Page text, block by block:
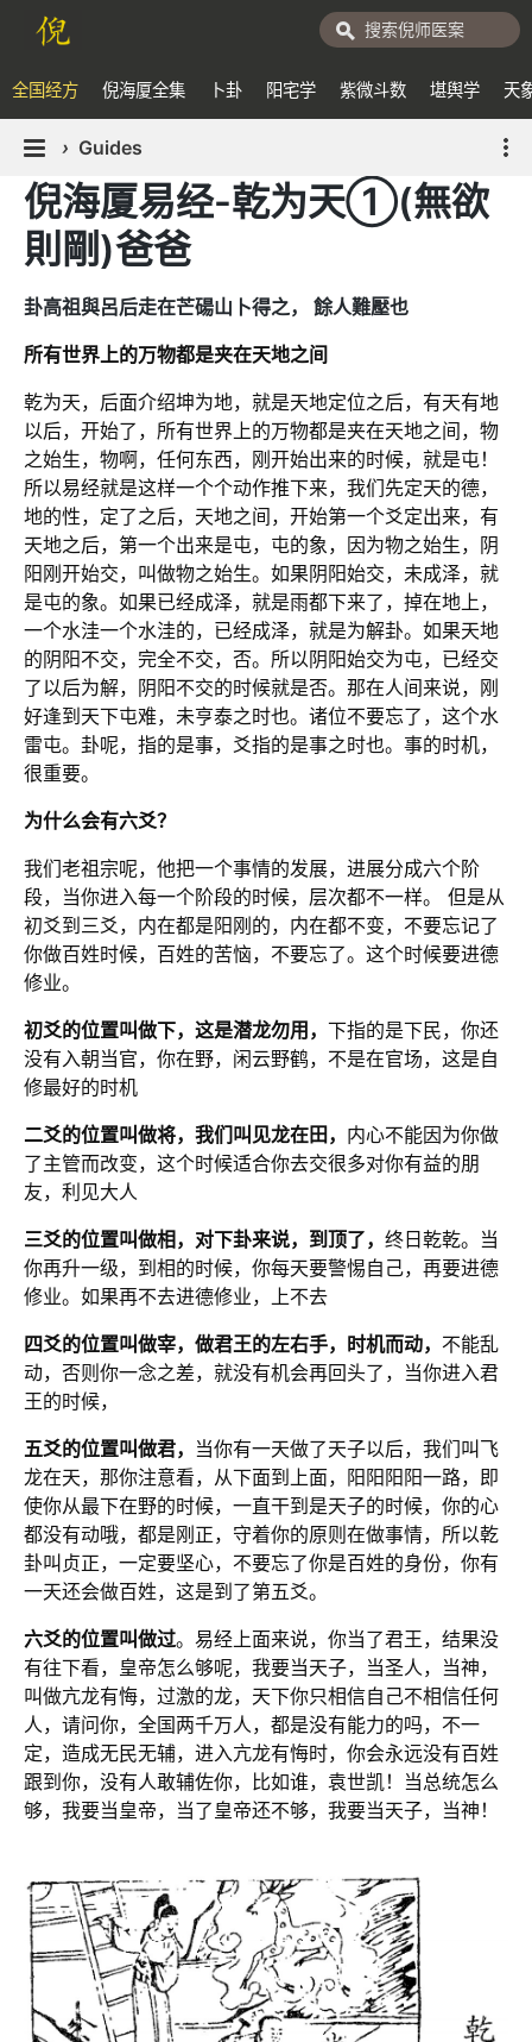
全国经方 倪海厦全集 卜卦 阳宅学 紫微斗数 堪舆学 天
› Guides
倪海厦易经-乾为天①(無欲
則剛)爸爸
卦高祖與呂后走在芒碭山卜得之， 餘人難壓也
所有世界上的万物都是夹在天地之间
乾为天，后面介绍坤为地，就是天地定位之后，有天有地
以后，开始了，所有世界上的万物都是夹在天地之间，物
之始生，物啊，任何东西，刚开始出来的时候，就是屯！
所以易经就是这样一个个动作推下来，我们先定天的德，
地的性，定了之后，天地之间，开始第一个爻定出来，有
天地之后，第一个出来是屯，屯的象，因为物之始生，阴
阳刚开始交，叫做物之始生。如果阴阳始交，未成泽，就
是屯的象。如果已经成泽，就是雨都下来了，掉在地上，
一个水洼一个水洼的，已经成泽，就是为解卦。如果天地
的阴阳不交，完全不交，否。所以阴阳始交为屯，已经交
了以后为解，阴阳不交的时候就是否。那在人间来说，刚
好逢到天下屯难，未亨泰之时也。诸位不要忘了，这个水
雷屯。卦呢，指的是事，爻指的是事之时也。事的时机，
很重要。
为什么会有六爻？
我们老祖宗呢，他把一个事情的发展，进展分成六个阶
段，当你进入每一个阶段的时候，层次都不一样。
但是从
初爻到三爻，内在都是阳刚的，内在都不变，不要忘记了
你做百姓时候，百姓的苦恼，不要忘了。这个时候要进德
修业。
初爻的位置叫做下，这是潜龙勿用， 下指的是下民，你还
没有入朝当官，你在野，闲云野鹤，不是在官场，这是自
修最好的时机
二爻的位置叫做将，我们叫见龙在田， 内心不能因为你做
了主管而改变，这个时候适合你去交很多对你有益的朋
友，利见大人
三爻的位置叫做相，对下卦来说，到顶了， 终日乾乾。当
你再升一级，到相的时候，你每天要警惕自己，再要进德
修业。如果再不去进德修业，上不去
四爻的位置叫做宰，做君王的左右手，时机而动， 不能乱
动，否则你一念之差，就没有机会再回头了，当你进入君
王的时候，
五爻的位置叫做君， 当你有一天做了天子以后，我们叫飞
龙在天，那你注意看，从下面到上面，阳阳阳阳一路，即
使你从最下在野的时候，一直干到是天子的时候，你的心
都没有动哦，都是刚正，守着你的原则在做事情，所以乾
卦叫贞正，一定要坚心，不要忘了你是百姓的身份，你有
一天还会做百姓，这是到了第五爻。
六爻的位置叫做过。易经上面来说，你当了君王，结果没
有往下看，皇帝怎么够呢，我要当天子，当圣人，当神，
叫做亢龙有悔，过激的龙，天下你只相信自己不相信任何
人，请问你，全国两千万人，都是没有能力的吗，不一
定，造成无民无辅，进入亢龙有悔时，你会永远没有百姓
跟到你，没有人敢辅佐你，比如谁，袁世凯！当总统怎么
够，我要当皇帝，当了皇帝还不够，我要当天子，当神！